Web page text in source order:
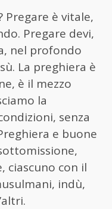
Pregare è vitale,
Pregare devi,
nel profondo
La preghiera è
è il mezzo
la
senza
e buone
ciascuno con il
indù,